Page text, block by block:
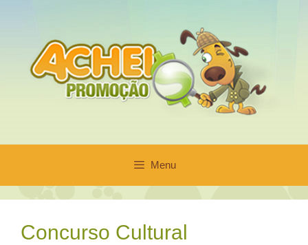
conteúdo
Menu
Concurso Cultural